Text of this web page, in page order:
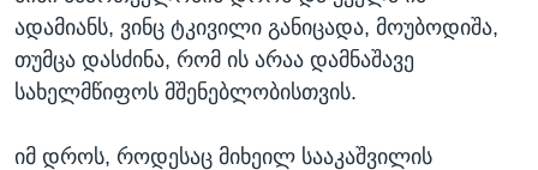
ადამიანს, ვინც ტკივილი განიცადა, მოუბოდიშა,
თუმცა დასძინა, რომ ის არაა დამნაშავე
სახელმწიფოს მშენებლობისთვის.
იმ დროს, როდესაც მიხეილ სააკაშვილის